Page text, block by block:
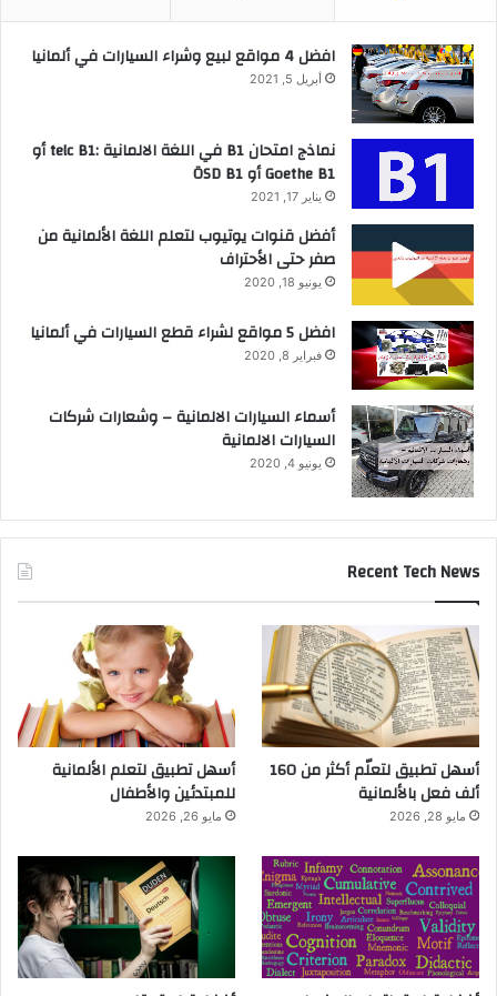
افضل 4 مواقع لبيع وشراء السيارات في ألمانيا
أبريل 5, 2021
نماذج امتحان B1 في اللغة الالمانية :telc B1 أو
Goethe B1 أو ÖSD B1
يناير 17, 2021
أفضل قنوات يوتيوب لتعلم اللغة الألمانية من
صفر حتى الأحتراف
يونيو 18, 2020
افضل 5 مواقع لشراء قطع السيارات في ألمانيا
فبراير 8, 2020
أسماء السيارات الالمانية – وشعارات شركات
السيارات الالمانية
يونيو 4, 2020
Recent Tech News
أسهل تطبيق لتعلّم أكثر من 160
ألف فعل بالألمانية
مايو 28, 2026
أسهل تطبيق لتعلم الألمانية
للمبتدئين والأطفال
مايو 26, 2026